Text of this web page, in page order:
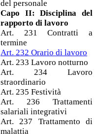
del personale
Capo II: Disciplina del
rapporto di lavoro
Art. 231 Contratti a
termine
Art. 232 Orario di lavoro
Art. 233 Lavoro notturno
Art. 234 Lavoro
straordinario
Art. 235 Festività
Art. 236 Trattamenti
salariali integrativi
Art. 237 Trattamento di
malattia